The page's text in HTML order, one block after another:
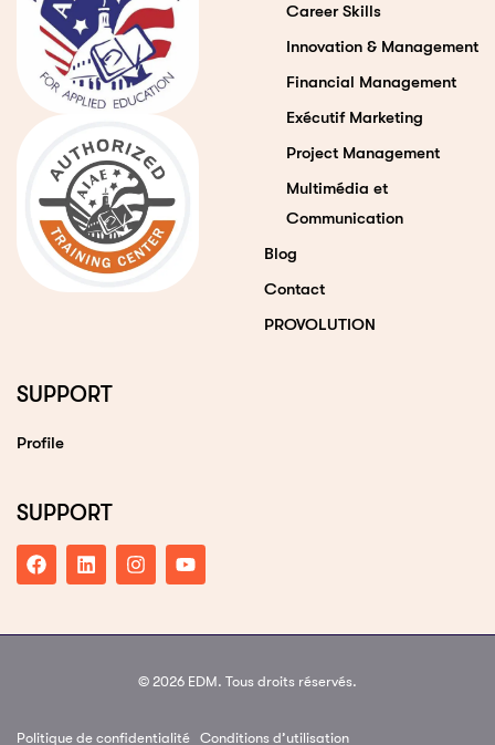
Career Skills
Innovation & Management
Financial Management
Exécutif Marketing
Project Management
Multimédia et
Communication
Blog
Contact
PROVOLUTION
SUPPORT
Profile
SUPPORT
© 2026 EDM. Tous droits réservés.
Politique de confidentialité Conditions d’utilisation